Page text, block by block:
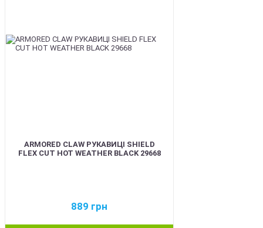
ARMORED CLAW РУКАВИЦІ SHIELD
FLEX CUT HOT WEATHER BLACK 29668
889 грн